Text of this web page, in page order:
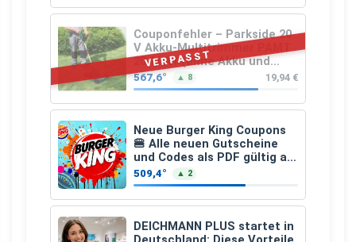
VERPASST
Couponfehler – Parkside 20
V Akku-Multitrimmer PAMT
20-Li A1 (ohne Akku und
Ladegerät)
567,6° ▲ 8 19,94 €
Neue Burger King Coupons
🍔 Alle neuen Gutscheine
und Codes als PDF gültig ab
25.07.2026 bis 04.09.2026
509,4° ▲ 2
DEICHMANN PLUS startet in